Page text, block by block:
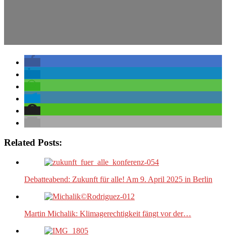
Related Posts:
Debatteabend: Zukunft für alle! Am 9. April 2025 in Berlin
Martin Michalik: Klimagerechtigkeit fängt vor der…